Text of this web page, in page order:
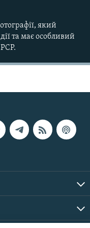
який
та має особливий